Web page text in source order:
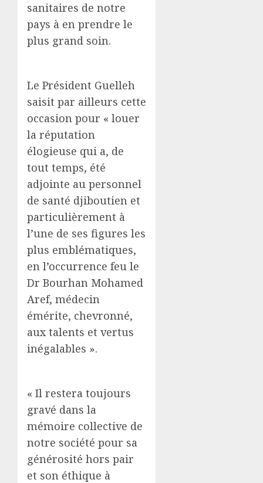
sanitaires de notre
pays à en prendre le
plus grand soin.
Le Président Guelleh
saisit par ailleurs cette
occasion pour « louer
la réputation
élogieuse qui a, de
tout temps, été
adjointe au personnel
de santé djiboutien et
particulièrement à
l’une de ses figures les
plus emblématiques,
en l’occurrence feu le
Dr Bourhan Mohamed
Aref, médecin
émérite, chevronné,
aux talents et vertus
inégalables ».
« Il restera toujours
gravé dans la
mémoire collective de
notre société pour sa
générosité hors pair
et son éthique à